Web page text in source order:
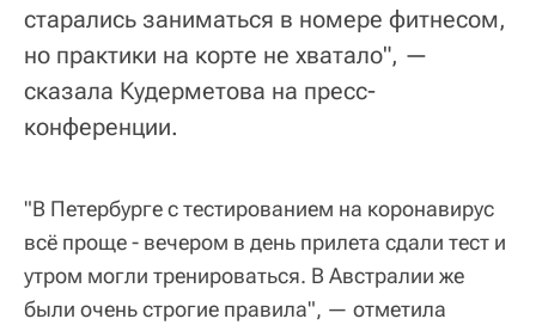
старались заниматься в номере фитнесом,
но практики на корте не хватало", —
сказала Кудерметова на пресс-
конференции.
"В Петербурге с тестированием на коронавирус
всё проще - вечером в день прилета сдали тест и
утром могли тренироваться. В Австралии же
были очень строгие правила", — отметила